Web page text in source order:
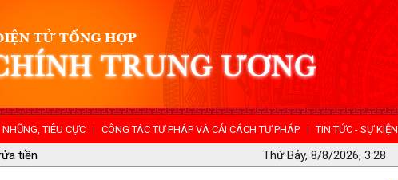
TIÊU CỰC CÔNG TÁC TƯ PHÁP VÀ CẢI CÁCH TƯ PHÁP TIN TỨC - SỰ KIỆN
tham nhũng, tiêu cực Thứ Bảy, 8/8/2026, 3:28